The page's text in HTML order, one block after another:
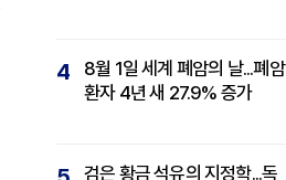
4
8월 1일 세계 폐암의 날...폐암
환자 4년 새 27.9% 증가
검은 황금 석유의 지정학...독